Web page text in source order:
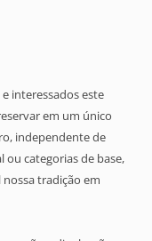
interessados este
em um único
independente de
categorias de base,
tradição em